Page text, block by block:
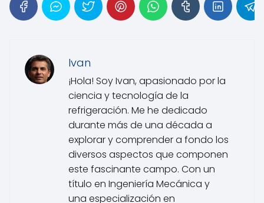
Ivan
¡Hola! Soy Ivan, apasionado por la
ciencia y tecnología de la
refrigeración. Me he dedicado
durante más de una década a
explorar y comprender a fondo los
diversos aspectos que componen
este fascinante campo. Con un
título en Ingeniería Mecánica y
una especialización en